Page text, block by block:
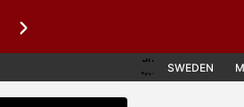
SWEDEN